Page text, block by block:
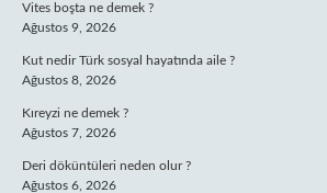
Vites boşta ne demek ?
Ağustos 9, 2026
Kut nedir Türk sosyal hayatında aile ?
Ağustos 8, 2026
Kıreyzi ne demek ?
Ağustos 7, 2026
Deri döküntüleri neden olur ?
Ağustos 6, 2026